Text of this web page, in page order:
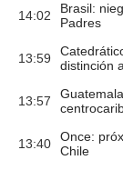
14:02
Brasil:
Padres
13:59
distinción
13:57
13:40
Once:
Chile